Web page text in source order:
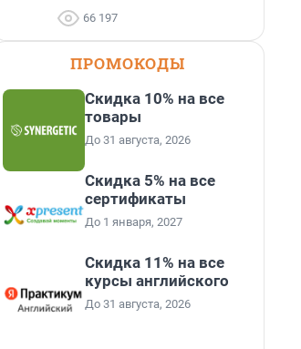
66 197
ПРОМОКОДЫ
Скидка 10% на все
товары
До 31 августа, 2026
Скидка 5% на все
сертификаты
До 1 января, 2027
Скидка 11% на все
курсы английского
До 31 августа, 2026